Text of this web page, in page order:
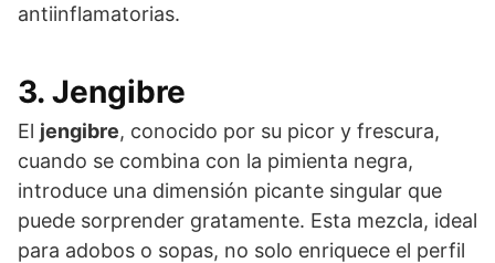
antiinflamatorias.
3. Jengibre
El jengibre, conocido por su picor y frescura,
cuando se combina con la pimienta negra,
introduce una dimensión picante singular que
puede sorprender gratamente. Esta mezcla, ideal
para adobos o sopas, no solo enriquece el perfil